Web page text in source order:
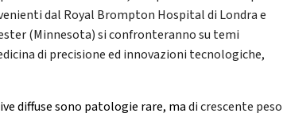
dal Royal Brompton Hospital di Londra e
(Minnesota) si confronteranno su temi
di precisione ed innovazioni tecnologiche,
diffuse sono patologie rare, madi crescente peso